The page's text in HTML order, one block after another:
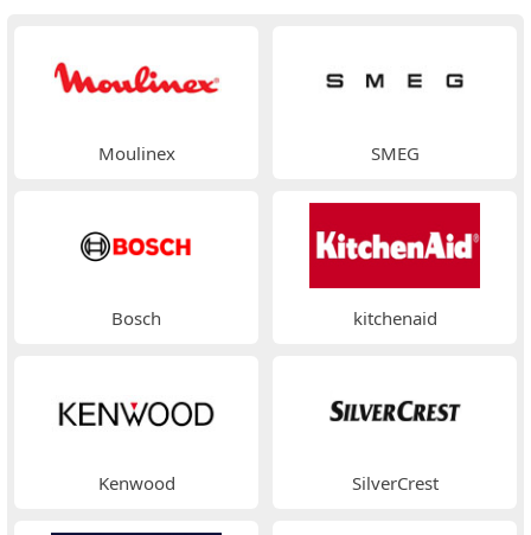
Moulinex SMEG
Bosch kitchenaid
Kenwood SilverCrest